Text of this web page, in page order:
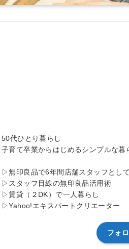
50代ひとり暮らし
子育て卒業からはじめるシンプルな暮
▷無印良品で6年間店舗スタッフとし
▷スタッフ目線の無印良品活用術
▷賃貸（２DK）で一人暮らし
▷Yahoo!エキスパートクリエーター
フォ